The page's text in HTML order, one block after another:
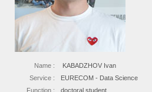
Name :
KABADZHOV Ivan
Service :
EURECOM - Data Science
Function :
doctoral student